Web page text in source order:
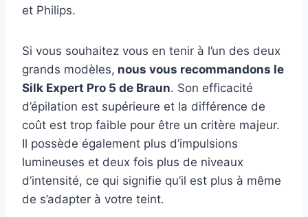
et Philips.
Si vous souhaitez vous en tenir à l’un des deux
grands modèles, nous vous recommandons le
Silk Expert Pro 5 de Braun. Son efficacité
d’épilation est supérieure et la différence de
coût est trop faible pour être un critère majeur.
Il possède également plus d’impulsions
lumineuses et deux fois plus de niveaux
d’intensité, ce qui signifie qu’il est plus à même
de s’adapter à votre teint.